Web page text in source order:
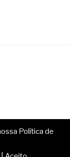
Política de